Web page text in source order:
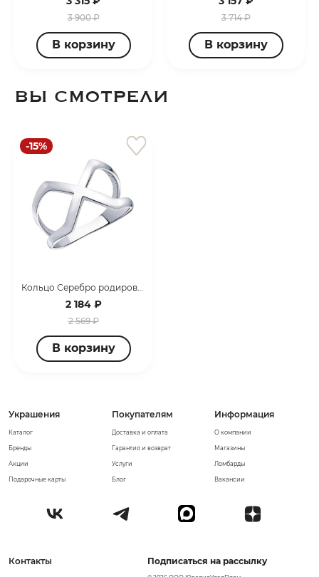
3 900 ₽
В корзину
3 714 ₽
В корзину
ВЫ СМОТРЕЛИ
-15%
Кольцо Серебро родированное 10733-925
2 184 ₽
2 569 ₽
В корзину
Информация
О компании
Магазины
Ломбарды
Вакансии
Украшения
Каталог
Бренды
Акции
Подарочные карты
Покупателям
Доставка и оплата
Гарантия и возврат
Услуги
Блог
Контакты
Подписаться на рассылку